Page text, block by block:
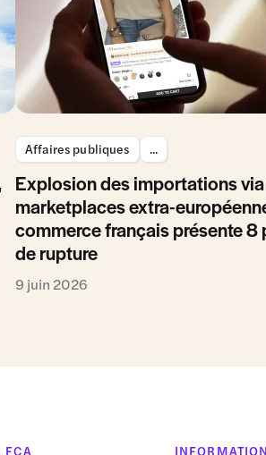
Affaires publiques ...
Explosion des importations
marketplaces extra-
commerce français présente
de rupture
9 juin 2026
FCA INFORMATION